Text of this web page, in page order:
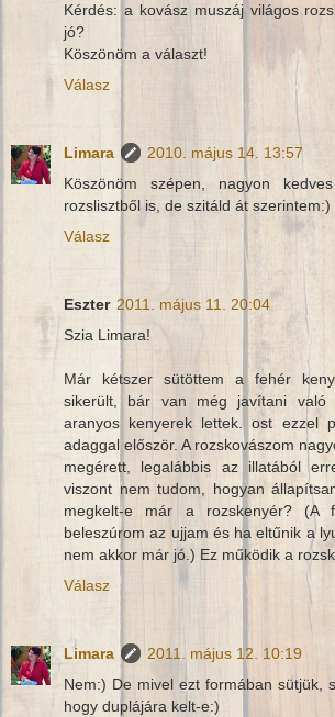
Kérdés: a kovász muszáj világos
jó?
Köszönöm a választ!
Válasz
Limara
2010. május 14. 13:57
Köszönöm szépen, nagyon
rozslisztből is, de szitáld át szerintem:)
Válasz
Eszter 2011. május 11. 20:04
Szia Limara!
Már kétszer sütöttem a fehér
sikerült, bár van még javítani
aranyos kenyerek lettek. ost ezzel
adaggal először. A rozskovászom
megérett, legalábbis az illatából
viszont nem tudom, hogyan
megkelt-e már a rozskenyér? (A
beleszúrom az ujjam és ha eltűnik a
nem akkor már jó.) Ez működik a
Válasz
Limara
2011. május 12. 10:19
Nem:) De mivel ezt formában sütjük,
hogy duplájára kelt-e:)